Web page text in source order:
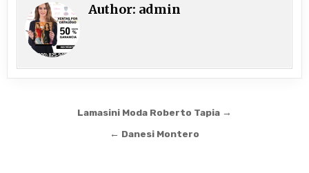
Author: admin
navigation
Lamasini Moda Roberto Tapia →
← Danesi Montero